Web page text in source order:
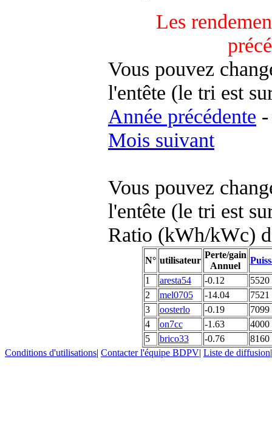
Les
Vous pouvez
l'entête (le tri est
Année précédente -
Mois suivant
Vous pouvez
l'entête (le tri est
Ratio (kWh/kWc)
N° utilisateur
Perte/gain
Annuel
1
aresta54 -0.12
5520
2
mel0705 -14.04
7521
3
oosterlo -0.19
7099
4
on7cc -1.63
4000
5
brico33 -0.76
8160
Conditions d'utilisations| Contacter l'équipe BDPV| Liste de diffusion